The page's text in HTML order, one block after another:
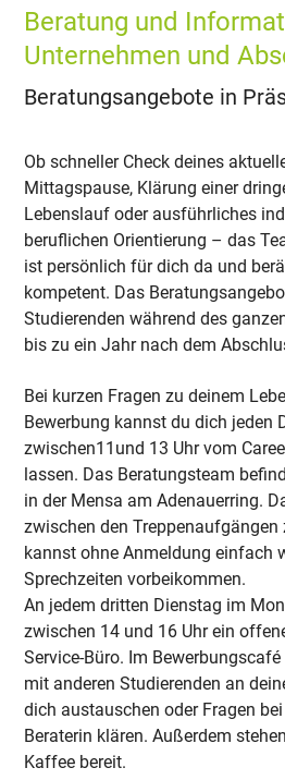
Beratung und
Unternehmen und
Beratungsangebote in
Ob schneller Check deines
Mittagspause, Klärung einer
Lebenslauf oder ausführliches
beruflichen Orientierung – das
ist persönlich für dich da und
kompetent. Das
Studierenden während des
bis zu ein Jahr nach dem
Bei kurzen Fragen zu deinem
Bewerbung kannst du dich jeden
zwischen11und 13 Uhr vom
lassen. Das Beratungsteam
in der Mensa am Adenauerring.
zwischen den Treppenaufgängen
kannst ohne Anmeldung einfach
Sprechzeiten vorbeikommen.
An jedem dritten Dienstag im
zwischen 14 und 16 Uhr ein
Service-Büro. Im
mit anderen Studierenden an
dich austauschen oder Fragen
Beraterin klären. Außerdem
Kaffee bereit.